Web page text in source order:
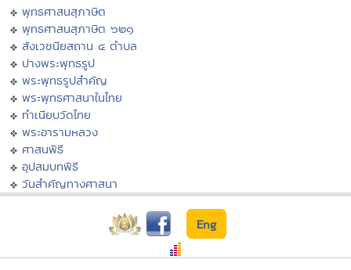
พุทธศาสนสุภาษิต
พุทธศาสนสุภาษิต ๖๒๑
สังเวชนียสถาน ๔ ตำบล
ปางพระพุทธรูป
พระพุทธรูปสำคัญ
พระพุทธศาสนาในไทย
ทำเนียบวัดไทย
พระอารามหลวง
ศาสนพิธี
อุปสมบทพิธี
วันสำคัญทางศาสนา
Eng